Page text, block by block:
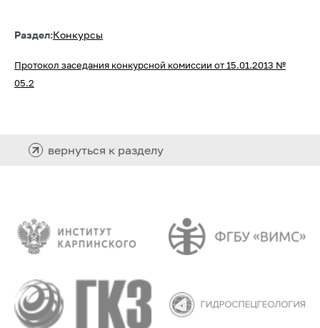
Раздел:Конкурсы
Протокол заседания конкурсной комиссии от 15.01.2013 №
05.2
вернуться к разделу